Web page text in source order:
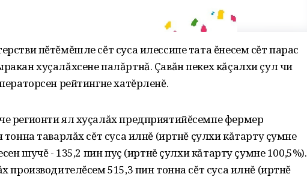
пĕтĕмĕшле сĕт суса илессипе тата ĕнесем сĕт парас
хуçалăхсене палăртнă. Çавăн пекех кăçалхи çул чи
рейтингне хатĕрленĕ.
регионти ял хуçалăх предприятийĕсемпе фермер
таварлăх сĕт суса илнĕ (иртнĕ çулхи кăтарту çумне
шучĕ - 135,2 пин пуç (иртнĕ çулхи кăтарту çумне 100,5%).
производителĕсем 515,3 пин тонна сĕт суса илнĕ (иртнĕ